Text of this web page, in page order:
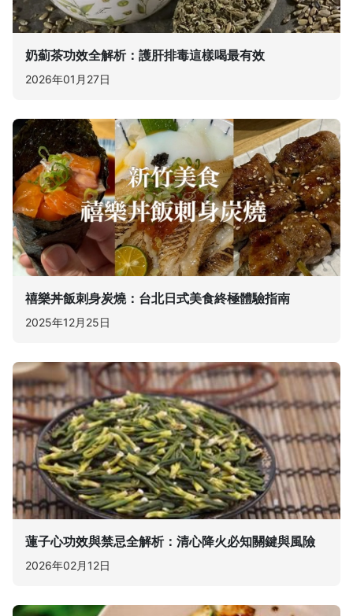
奶薊茶功效全解析：護肝排毒這樣喝最有效
2026年01月27日
禧樂丼飯刺身炭燒：台北日式美食終極體驗指南
2025年12月25日
蓮子心功效與禁忌全解析：清心降火必知關鍵與風險
2026年02月12日